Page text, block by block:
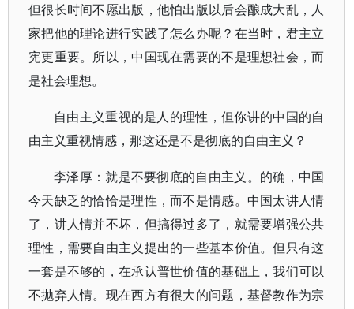
但很长时间不愿出版，他怕出版以后会酿成大乱，人
家把他的理论进行实践了怎么办呢？在当时，君主立
宪更重要。所以，中国现在需要的不是理想社会，而
是社会理想。
自由主义重视的是人的理性，但你讲的中国的自
由主义重视情感，那这还是不是彻底的自由主义？
李泽厚：就是不要彻底的自由主义。的确，中国
今天缺乏的恰恰是理性，而不是情感。中国太讲人情
了，讲人情并不坏，但搞得过多了，就需要增强公共
理性，需要自由主义提出的一些基本价值。但只有这
一套是不够的，在承认普世价值的基础上，我们可以
不抛弃人情。现在西方有很大的问题，基督教作为宗